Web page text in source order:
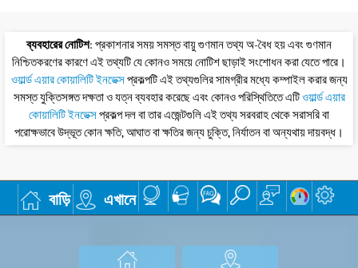
ব্যবহারের নোটিশ: প্রকাশনার সময় সমস্ত বায়ু গুণমান তথ্য অ-বৈধ হয় এবং গুণমান
নিশ্চিতকরণের কারণে এই তথ্যটি যে কোনও সময়ে নোটিশ ছাড়াই সংশোধন করা যেতে পারে।
ওয়ার্ল্ড এয়ার কোয়ালিটি ইনডেক্সপ্রকল্পটি এই তথ্যগুলির সামগ্রীর মধ্যে কম্পাইল করার জন্য
সমস্ত যুক্তিসঙ্গত দক্ষতা ও যত্ন ব্যবহার করেছে এবং কোনও পরিস্থিতিতে এটিওয়ার্ল্ড এয়ার
কোয়ালিটি ইনডেক্সপ্রকল্প দল বা তার এজেন্টগুলি এই তথ্য সরবরাহ থেকে সরাসরি বা
পরোক্ষভাবে উদ্ভূত কোন ক্ষতি, আঘাত বা ক্ষতির জন্য চুক্তি, নির্যাতন বা অন্যথায় দায়বদ্ধ।
বাড়ি এখানে